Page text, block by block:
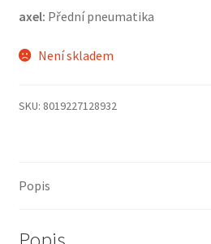
axel: Přední pneumatika
Není skladem
SKU: 8019227128932
Popis